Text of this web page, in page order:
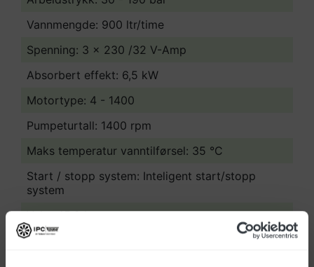
Vannmengde: 900 ltr/time
Spenning: 3 x 230 /32 V-Amp
Absorbert effekt: 6,5 kW
Motortype: 4 - 1400
Pumpeturtall: 1400 rpm
Maks temperatur vanntilførsel: 35 °C
Start / stopp system: Inteligent start/stopp
system
Vekt: 45,2 kg
Dimensjoner: 60 x 48 x 32 cm